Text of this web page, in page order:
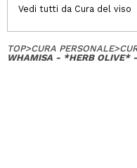
Vedi tutti da Cura del viso
TOP>CURA PERSONALE>
WHAMISA - *HERB OLIVE*